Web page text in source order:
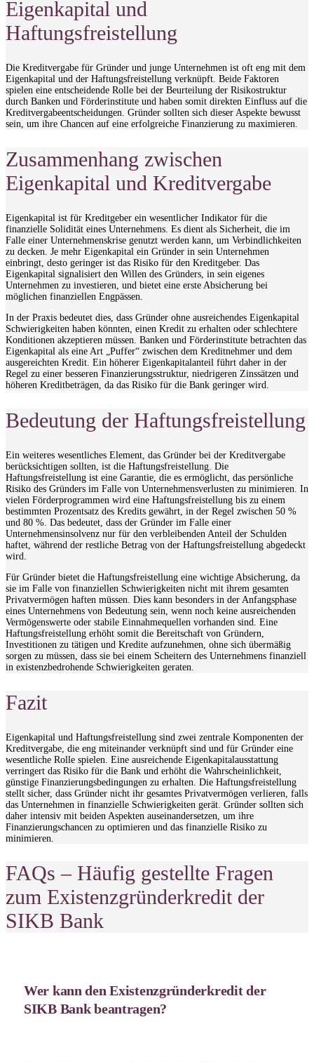
Eigenkapital und
Haftungsfreistellung
Die Kreditvergabe für Gründer und junge Unternehmen ist oft eng mit dem
Eigenkapital und der Haftungsfreistellung verknüpft. Beide Faktoren
spielen eine entscheidende Rolle bei der Beurteilung der Risikostruktur
durch Banken und Förderinstitute und haben somit direkten Einfluss auf die
Kreditvergabeentscheidungen. Gründer sollten sich dieser Aspekte bewusst
sein, um ihre Chancen auf eine erfolgreiche Finanzierung zu maximieren.
Zusammenhang zwischen
Eigenkapital und Kreditvergabe
Eigenkapital ist für Kreditgeber ein wesentlicher Indikator für die
finanzielle Solidität eines Unternehmens. Es dient als Sicherheit, die im
Falle einer Unternehmenskrise genutzt werden kann, um Verbindlichkeiten
zu decken. Je mehr Eigenkapital ein Gründer in sein Unternehmen
einbringt, desto geringer ist das Risiko für den Kreditgeber. Das
Eigenkapital signalisiert den Willen des Gründers, in sein eigenes
Unternehmen zu investieren, und bietet eine erste Absicherung bei
möglichen finanziellen Engpässen.
In der Praxis bedeutet dies, dass Gründer ohne ausreichendes Eigenkapital
Schwierigkeiten haben könnten, einen Kredit zu erhalten oder schlechtere
Konditionen akzeptieren müssen. Banken und Förderinstitute betrachten das
Eigenkapital als eine Art „Puffer“ zwischen dem Kreditnehmer und dem
ausgereichten Kredit. Ein höherer Eigenkapitalanteil führt daher in der
Regel zu einer besseren Finanzierungsstruktur, niedrigeren Zinssätzen und
höheren Kreditbeträgen, da das Risiko für die Bank geringer wird.
Bedeutung der Haftungsfreistellung
Ein weiteres wesentliches Element, das Gründer bei der Kreditvergabe
berücksichtigen sollten, ist die Haftungsfreistellung. Die
Haftungsfreistellung ist eine Garantie, die es ermöglicht, das persönliche
Risiko des Gründers im Falle von Unternehmensverlusten zu minimieren. In
vielen Förderprogrammen wird eine Haftungsfreistellung bis zu einem
bestimmten Prozentsatz des Kredits gewährt, in der Regel zwischen 50 %
und 80 %. Das bedeutet, dass der Gründer im Falle einer
Unternehmensinsolvenz nur für den verbleibenden Anteil der Schulden
haftet, während der restliche Betrag von der Haftungsfreistellung abgedeckt
wird.
Für Gründer bietet die Haftungsfreistellung eine wichtige Absicherung, da
sie im Falle von finanziellen Schwierigkeiten nicht mit ihrem gesamten
Privatvermögen haften müssen. Dies kann besonders in der Anfangsphase
eines Unternehmens von Bedeutung sein, wenn noch keine ausreichenden
Vermögenswerte oder stabile Einnahmequellen vorhanden sind. Eine
Haftungsfreistellung erhöht somit die Bereitschaft von Gründern,
Investitionen zu tätigen und Kredite aufzunehmen, ohne sich übermäßig
sorgen zu müssen, dass sie bei einem Scheitern des Unternehmens finanziell
in existenzbedrohende Schwierigkeiten geraten.
Fazit
Eigenkapital und Haftungsfreistellung sind zwei zentrale Komponenten der
Kreditvergabe, die eng miteinander verknüpft sind und für Gründer eine
wesentliche Rolle spielen. Eine ausreichende Eigenkapitalausstattung
verringert das Risiko für die Bank und erhöht die Wahrscheinlichkeit,
günstige Finanzierungsbedingungen zu erhalten. Die Haftungsfreistellung
stellt sicher, dass Gründer nicht ihr gesamtes Privatvermögen verlieren, falls
das Unternehmen in finanzielle Schwierigkeiten gerät. Gründer sollten sich
daher intensiv mit beiden Aspekten auseinandersetzen, um ihre
Finanzierungschancen zu optimieren und das finanzielle Risiko zu
minimieren.
FAQs – Häufig gestellte Fragen
zum Existenzgründerkredit der
SIKB Bank
Wer kann den Existenzgründerkredit der
SIKB Bank beantragen?